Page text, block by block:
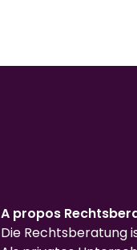
A propos
Die Rechtsberatung